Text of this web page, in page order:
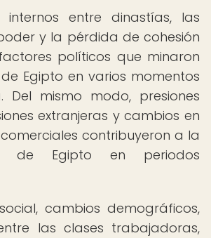
internos entre dinastías, las
y la pérdida de cohesión
políticos que minaron
Egipto en varios momentos
Del mismo modo, presiones
extranjeras y cambios en
contribuyeron a la
de Egipto en periodos
cambios demográficos,
las clases trabajadoras,